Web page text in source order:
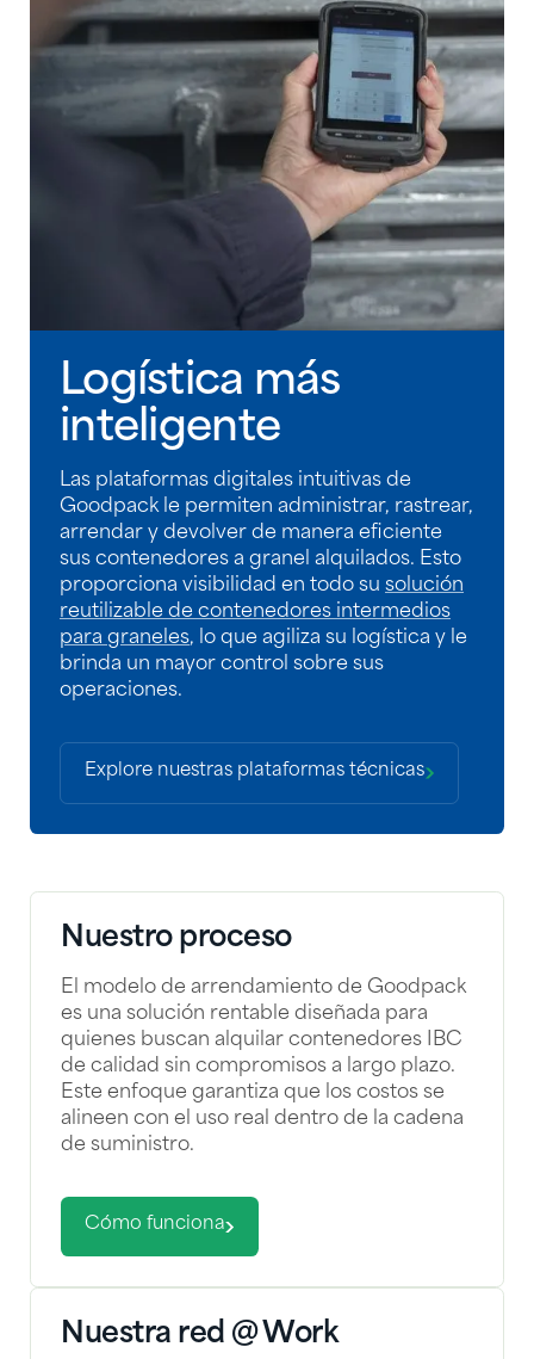
Logística más
inteligente
Las plataformas digitales intuitivas de
Goodpack le permiten administrar, rastrear,
arrendar y devolver de manera eficiente
sus contenedores a granel alquilados. Esto
proporciona visibilidad en todo su solución
reutilizable de contenedores intermedios
para graneles, lo que agiliza su logística y le
brinda un mayor control sobre sus
operaciones.
Explore nuestras plataformas técnicas
Nuestro proceso
El modelo de arrendamiento de Goodpack
es una solución rentable diseñada para
quienes buscan alquilar contenedores IBC
de calidad sin compromisos a largo plazo.
Este enfoque garantiza que los costos se
alineen con el uso real dentro de la cadena
de suministro.
Cómo funciona
Nuestra red @ Work